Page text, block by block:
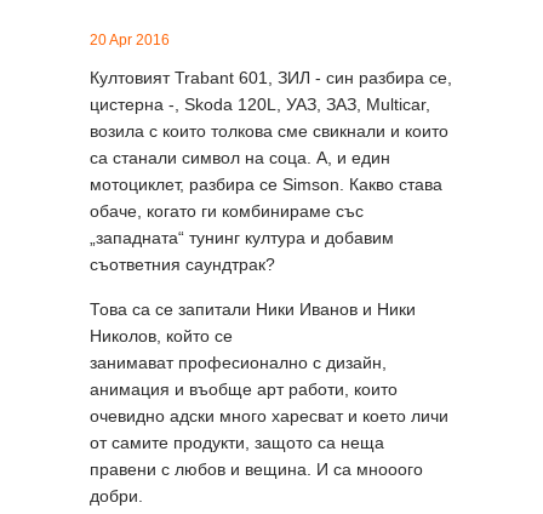
20 Apr 2016
Култовият Trabant 601, ЗИЛ - син разбира се,
цистерна -, Skoda 120L, УАЗ, ЗАЗ, Multicar,
возила с които толкова сме свикнали и които
са станали символ на соца. А, и един
мотоциклет, разбира се Simson. Какво става
обаче, когато ги комбинираме със
„западната“ тунинг култура и добавим
съответния саундтрак?
Това са се запитали Ники Иванов и Ники
Николов, който се
занимават професионално с дизайн,
анимация и въобще арт работи, които
очевидно адски много харесват и което личи
от самите продукти, защото са неща
правени с любов и вещина. И са мнооoго
добри.